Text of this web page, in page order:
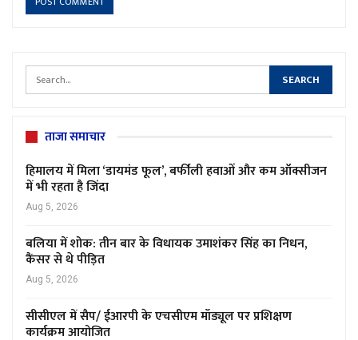
ताजा समाचार
हिमालय में मिला ‘डायमंड फूल’, बर्फीली हवाओं और कम ऑक्सीजन
में भी रहता है जिंदा
Aug 5, 2026
बलिया में शोक: तीन बार के विधायक उमाशंकर सिंह का निधन,
कैंसर से थे पीड़ित
Aug 5, 2026
सीसीएल में सैप/ ईआरपी के एचसीएम मॉड्यूल पर प्रशिक्षण
कार्यक्रम आयोजित